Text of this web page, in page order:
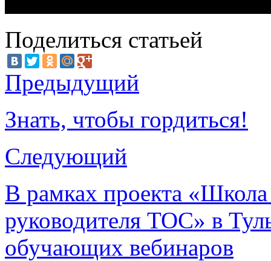
Поделиться статьей
Предыдущий
Знать, чтобы гордиться!
Следующий
В рамках проекта «Школа
руководителя ТОС» в
обучающих вебинаров